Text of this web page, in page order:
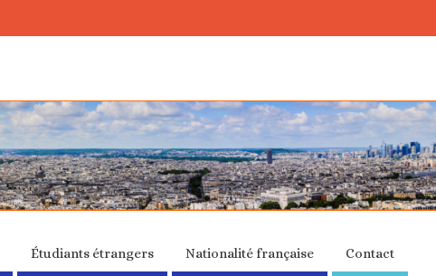
Étudiants étrangers Nationalité française Contact